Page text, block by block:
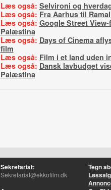
Læs også: Selvironi og
Læs også: Fra Aarhus til
Læs også: Google Street
Palæstina
Læs også: Days of Cinema
film
Læs også: Film i et land uden
Læs også: Dansk lavbudget
Palæstina
Sekretariat:
Sekretariat@ekkofilm.dk
Tegn